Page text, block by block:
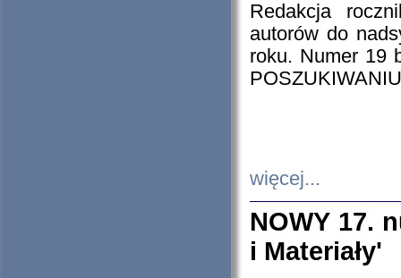
Redakcja
autorów do
roku. Numer 19
więcej...
NOWY 17.
i Materiały'